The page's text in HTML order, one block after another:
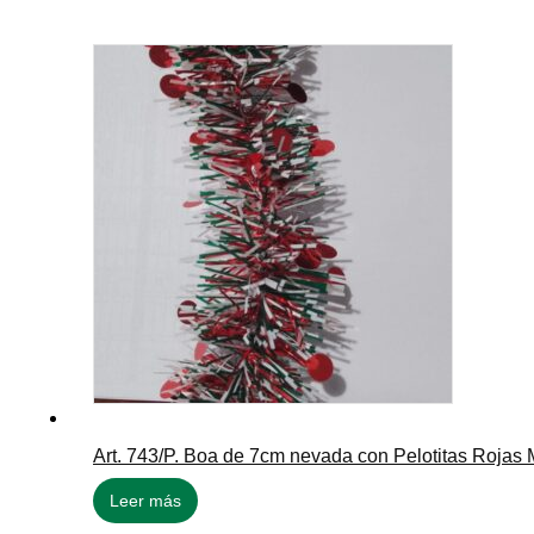
Art. 743/P. Boa de 7cm nevada con Pelotitas Rojas
Leer más